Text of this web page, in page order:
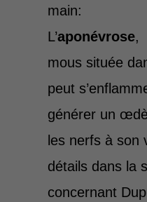
main:
L’aponévrose,
mous située
peut
générer un
les nerfs à son
détails dans la
concernant